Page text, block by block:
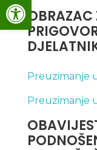
Preuzimanje
Preuzimanje